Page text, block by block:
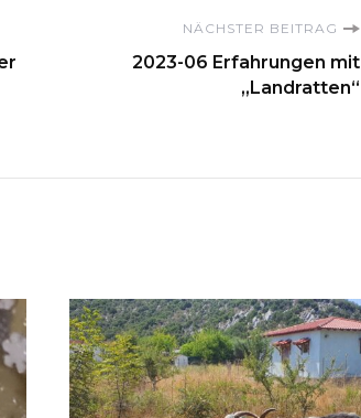
NÄCHSTER BEITRAG
2023-06 Erfahrungen mit
„Landratten“